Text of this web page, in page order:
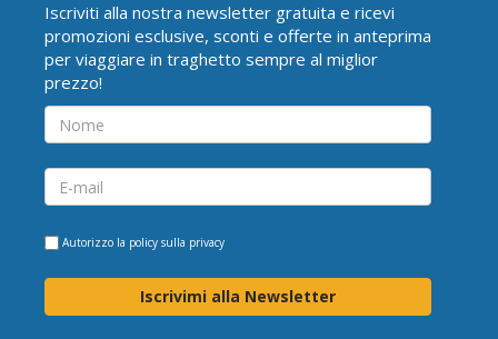
Iscriviti alla nostra newsletter gratuita e ricevi
promozioni esclusive, sconti e offerte in anteprima
per viaggiare in traghetto sempre al miglior
prezzo!
Autorizzo la policy sulla privacy
Iscrivimi alla Newsletter